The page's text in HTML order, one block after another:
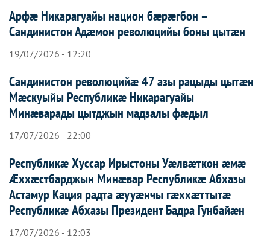
Арфæ Никарагуайы национ бæрæгбон –
Сандинистон Адæмон революцийы боны цытæн
19/07/2026 - 12:20
Сандинистон революцийæ 47 азы рацыды цытæн
Мæскуыйы Республикæ Никарагуайы
Минæварады цытджын мадзалы фæдыл
17/07/2026 - 22:00
Республикæ Хуссар Ирыстоны Уæлвæткон æмæ
Æххæстбарджын Минæвар Республикæ Абхазы
Астамур Кация радта æууæнчы гæххæттытæ
Республикæ Абхазы Президент Бадра Гунбайæн
17/07/2026 - 12:03